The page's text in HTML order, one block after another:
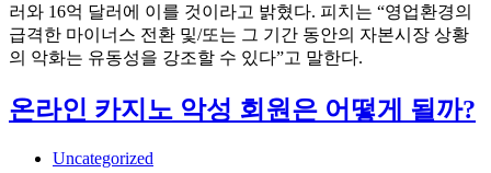
러와 16억 달러에 이를 것이라고 밝혔다. 피치는 “영업환경의
급격한 마이너스 전환 및/또는 그 기간 동안의 자본시장 상황
의 악화는 유동성을 강조할 수 있다”고 말한다.
온라인 카지노 악성 회원은 어떻게 될까?
Uncategorized